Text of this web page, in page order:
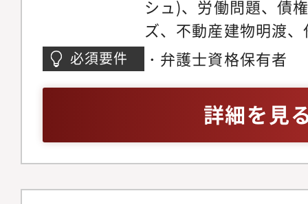
関心の高い分野で専
だきます。ゆくゆく
戦しつつ後輩弁護士
だきます。経験を積
師や、メディアへの
きるかを弁護士が主
た、顧客獲得の見込
ロージングの段階で
をお願いしている為
着けることが可能で
ネスモデルでの実務
事務所の中には、価
り、実績が少なく専
シュ)、労働問題、債
ズ、不動産建物明渡
件、不動産・法人登
務、コーポレートガ
チャー法務、IPO法
件、紛争案件、知的
テイメント、国際取
個人のお客様向け交
必須要件 ・弁護士資格保有者
詳細を見